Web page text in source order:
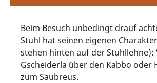
Beim Besuch unbedingt drauf
Stuhl hat seinen eigenen
stehen hinten auf der Stuhllehne):
Gscheiderla über den Kabbo oder
zum Saubreus.